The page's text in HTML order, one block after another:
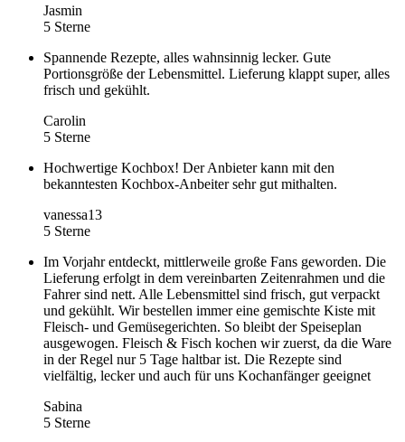
Jasmin
5 Sterne
Spannende Rezepte, alles wahnsinnig lecker. Gute
Portionsgröße der Lebensmittel. Lieferung klappt super, alles
frisch und gekühlt.
Carolin
5 Sterne
Hochwertige Kochbox! Der Anbieter kann mit den
bekanntesten Kochbox-Anbeiter sehr gut mithalten.
vanessa13
5 Sterne
Im Vorjahr entdeckt, mittlerweile große Fans geworden. Die
Lieferung erfolgt in dem vereinbarten Zeitenrahmen und die
Fahrer sind nett. Alle Lebensmittel sind frisch, gut verpackt
und gekühlt. Wir bestellen immer eine gemischte Kiste mit
Fleisch- und Gemüsegerichten. So bleibt der Speiseplan
ausgewogen. Fleisch & Fisch kochen wir zuerst, da die Ware
in der Regel nur 5 Tage haltbar ist. Die Rezepte sind
vielfältig, lecker und auch für uns Kochanfänger geeignet
Sabina
5 Sterne